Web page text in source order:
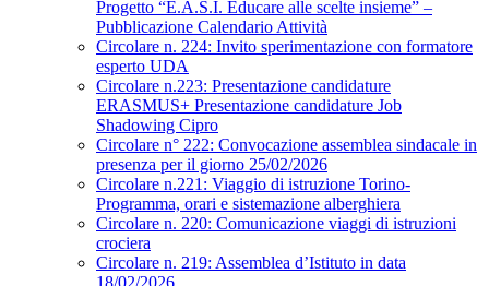
Progetto “E.A.S.I. Educare alle scelte insieme” –
Pubblicazione Calendario Attività
Circolare n. 224: Invito sperimentazione con formatore
esperto UDA
Circolare n.223: Presentazione candidature
ERASMUS+ Presentazione candidature Job
Shadowing Cipro
Circolare n° 222: Convocazione assemblea sindacale in
presenza per il giorno 25/02/2026
Circolare n.221: Viaggio di istruzione Torino-
Programma, orari e sistemazione alberghiera
Circolare n. 220: Comunicazione viaggi di istruzioni
crociera
Circolare n. 219: Assemblea d’Istituto in data